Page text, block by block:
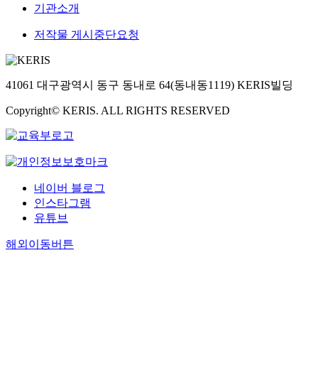
기관소개
저작물 게시중단요청
41061 대구광역시 동구 동내로 64(동내동1119) KERIS빌딩
Copyright© KERIS. ALL RIGHTS RESERVED
네이버 블로그
인스타그램
유튜브
해외이동버튼